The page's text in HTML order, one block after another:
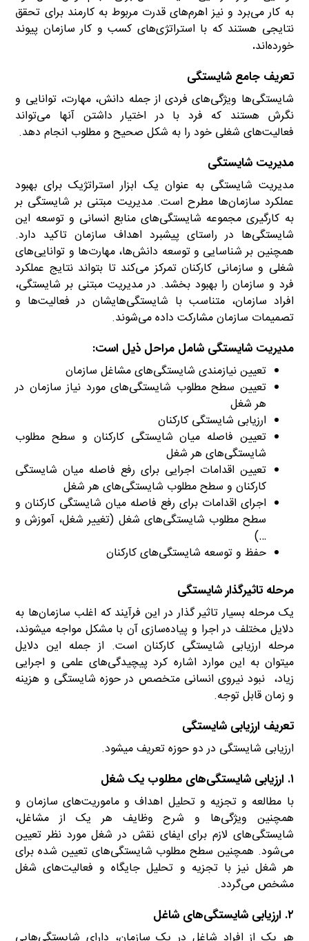
به کار می‌برد و نیز اهرم‌های قدرت مربوط به کارمند برای تحقق
نتایجی هستند که با استراتژی‌های کسب و کار سازمان پیوند
خورده‌اند.
تعریف جامع شایستگی
شایستگی‌ها ویژگی‌های فردی از جمله دانش، مهارت، توانایی و
نگرش هستند که فرد با در اختیار داشتن آنها می‌تواند
فعالیت‌های شغلی خود را به شکل صحیح و مطلوب انجام دهد.
مدیریت شایستگی
مدیریت شایستگی به عنوان یک ابزار استراتژیک برای بهبود
عملکرد سازمان‌ها مطرح است. مدیریت مبتنی بر شایستگی بر
به کارگیری مجموعه شایستگی‌های منابع انسانی و توسعه این
شایستگی‌ها در راستای پیشبرد اهداف سازمان تاکید دارد.
همچنین بر شناسایی و توسعه دانش‌ها، مهارت‌ها و توانایی‌های
شغلی و سازمانی کارکنان تمرکز می‌کند تا بتواند نتایج عملکرد
فرد و سازمان را بهبود بخشد. در مدیریت مبتنی بر شایستگی،
افراد سازمان، متناسب با شایستگی‌هایشان در فعالیت‌ها و
تصمیمات سازمان مشارکت داده می‌شوند.
مدیریت شایستگی شامل مراحل ذیل است:
تعیین نیازمندی شایستگی‌های مشاغل سازمان
تعیین سطح مطلوب شایستگی‌های مورد نیاز سازمان در
هر شغل
ارزیابی شایستگی کارکنان
تعیین فاصله میان شایستگی کارکنان و سطح مطلوب
شایستگی‌های هر شغل
تعیین اقدامات اجرایی برای رفع فاصله میان شایستگی
کارکنان و سطح مطلوب شایستگی‌های هر شغل
اجرای اقدامات برای رفع فاصله میان شایستگی کارکنان و
سطح مطلوب شایستگی‌های شغل (تغییر شغل، آموزش و
…)
حفظ و توسعه شایستگی‌های کارکنان
مرحله تاثیرگذار شایستگی
یک مرحله بسیار تاثیر گذار در این فرآیند که اغلب سازمان‌ها به
دلایل مختلف در اجرا و پیاده‌سازی آن با مشکل مواجه میشوند،
مرحله ارزیابی شایستگی کارکنان است. از جمله این دلایل
میتوان به این موارد اشاره کرد پیچیدگی‌های علمی و اجرایی
زیاد، نبود نیروی انسانی متخصص در حوزه شایستگی و هزینه
و زمان قابل توجه.
تعریف ارزیابی شایستگی
ارزیابی شایستگی در دو حوزه تعریف میشود.
۱. ارزیابی شایستگی‌های مطلوب یک شغل
با مطالعه و تجزیه و تحلیل اهداف و ماموریت‌های سازمان و
همچنین ویژگی‌ها و شرح وظایف هر یک از مشاغل،
شایستگی‌های لازم برای ایفای نقش در شغل مورد نظر تعیین
می‌شود. همچنین سطح مطلوب شایستگی‌های تعیین شده برای
هر شغل نیز با تجزیه و تحلیل جایگاه و فعالیت‌های شغل
مشخص می‌گردد.
۲. ارزیابی شایستگی‌های شاغل